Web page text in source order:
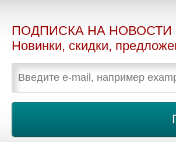
ПОДПИСКА НА НОВОСТИ
Новинки, скидки,